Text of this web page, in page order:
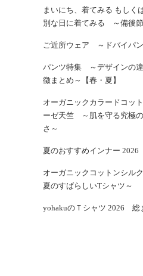
まいにち、着てみる もしく
別な日に着てみる ～備後節
ご近所ウェア ～ドバイパン
パンツ特集 ～デザインの
徴まとめ～【春・夏】
オーガニックカラードコッ
ーゼ天竺 ～肌を守る究極
さ～
夏のおすすめインナー 2026
オーガニックコットンシル
夏のすばらしいTシャツ～
yohakuのＴシャツ 2026 総